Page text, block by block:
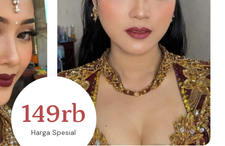
149rb
Harga Spesial